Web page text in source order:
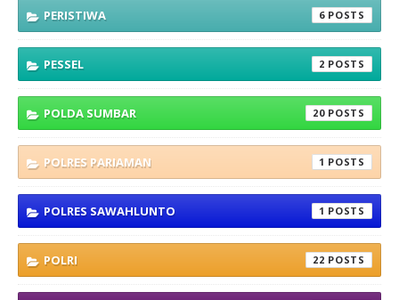
PERISTIWA 6
PESSEL 2
POLDA SUMBAR 20
POLRES PARIAMAN 1
POLRES SAWAHLUNTO 1
POLRI 22